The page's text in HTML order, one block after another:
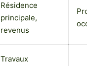
Résidence
principale,
revenus
Travaux